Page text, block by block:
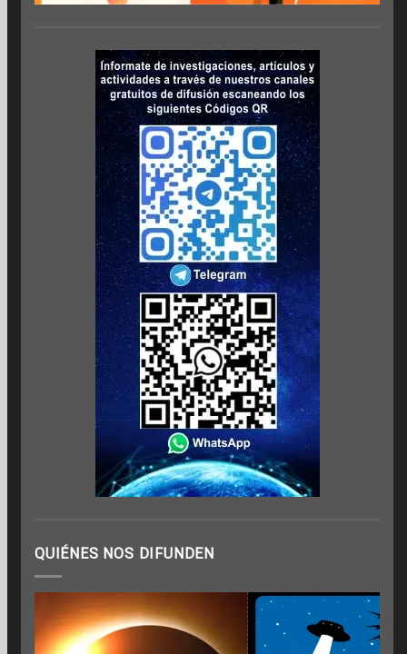
QUIÉNES NOS DIFUNDEN